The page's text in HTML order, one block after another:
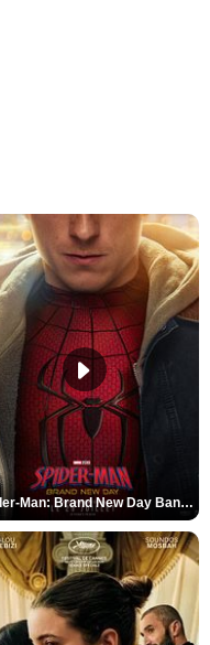
Spider-Man: Brand New Day Bande-annonce VO STFR